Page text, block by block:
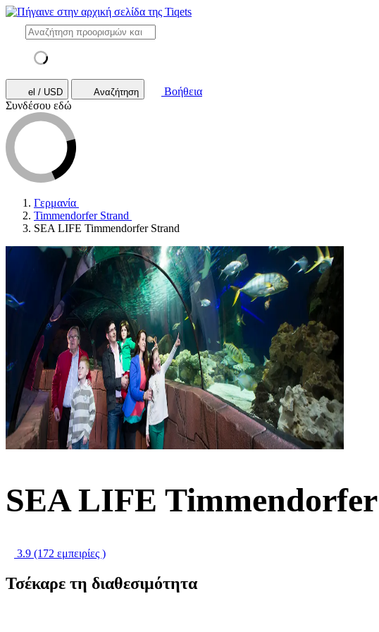
el / USD Αναζήτηση
Βοήθεια
Συνδέσου εδώ
Γερμανία
Timmendorfer Strand
SEA LIFE Timmendorfer Strand
SEA LIFE Timmendorfer
3.9 (172 εμπειρίες )
Τσέκαρε τη διαθεσιμότητα